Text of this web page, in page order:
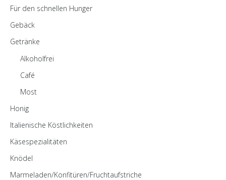
Für den schnellen Hunger
Gebäck
Getränke
Alkoholfrei
Café
Most
Honig
Italienische Köstlichkeiten
Käsespezialitäten
Knödel
Marmeladen/Konfitüren/Fruchtaufstriche